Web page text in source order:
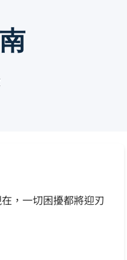
，一切困擾都將迎刃